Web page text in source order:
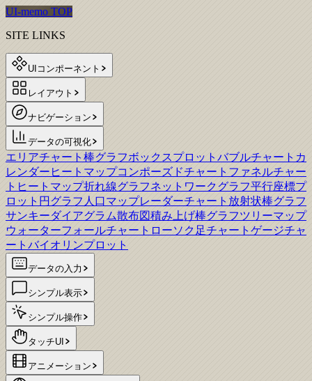
UI-memo TOP
SITE LINKS
UIコンポーネント
レイアウト
ナビゲーション
データの可視化
エリアチャート 棒グラフボックスプロット バブルチャート カ
レンダーヒートマップコンポーズドチャート ファネルチャー
ト ヒートマップ折れ線グラフネットワークグラフ平行座標プ
ロット 円グラフ 人口マップレーダーチャート 放射状棒グラフ
サンキーダイアグラム散布図積み上げ棒グラフツリーマップ
ウォーターフォールチャート ローソク足チャート ゲージチャ
ート バイオリンプロット
データの入力
シンプル表示
シンプル操作
タッチUI
アニメーション